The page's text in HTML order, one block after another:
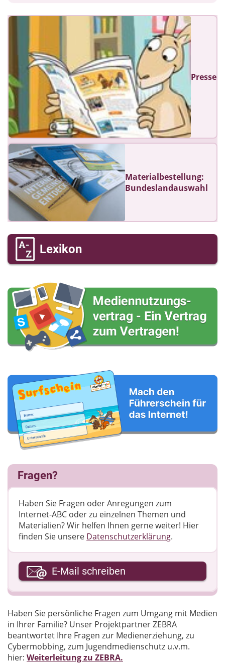
Presse
Materialbestellung:
Bundeslandauswahl
Lexikon
Fragen?
Haben Sie Fragen oder Anregungen zum
Internet-ABC oder zu einzelnen Themen und
Materialien? Wir helfen Ihnen gerne weiter! ​Hier
finden Sie unsere Datenschutzerklärung.
Ihre E-Mail-Adresse
Ihre Nachricht
E-Mail schreiben
Haben Sie persönliche Fragen zum Umgang mit Medien
in Ihrer Familie? Unser Projektpartner ZEBRA
beantwortet Ihre Fragen zur Medienerziehung, zu
Cybermobbing, zum Jugendmedienschutz u.v.m.
hier: Weiterleitung zu ZEBRA.